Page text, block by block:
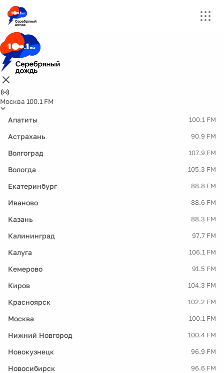
Москва 100.1 FM
Апатиты 100.1 FM
Астрахань 90.9 FM
Волгоград 107.9 FM
Вологда 105.3 FM
Екатеринбург 88.8 FM
Иваново 88.6 FM
Казань 88.3 FM
Калининград 97.7 FM
Калуга 106.1 FM
Кемерово 91.5 FM
Киров 104.3 FM
Красноярск 102.2 FM
Москва 100.1 FM
Нижний Новгород 100.4 FM
Новокузнецк 96.9 FM
Новосибирск 96.6 FM